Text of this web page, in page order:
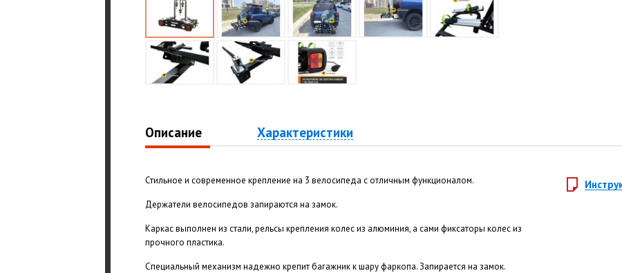
Описание Характеристики
Стильное и современное крепление на 3 велосипеда с отличным функционалом.
Держатели велосипедов запираются на замок.
Каркас выполнен из стали, рельсы крепления колес из алюминия, а сами фиксаторы колес из
прочного пластика.
Специальный механизм надежно крепит багажник к шару фаркопа. Запирается на замок.